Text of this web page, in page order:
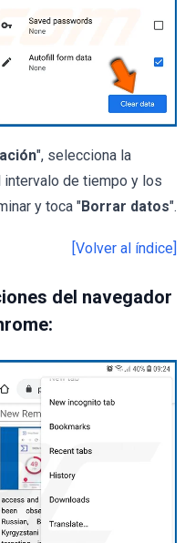
", selecciona la
intervalo de tiempo y los
y toca "Borrar datos".
[Volver al índice]
del navegador